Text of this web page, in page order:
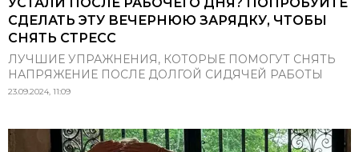
СДЕЛАТЬ ЭТУ ВЕЧЕРНЮЮ ЗАРЯДКУ, ЧТОБЫ
СНЯТЬ СТРЕСС
ЛУЧШИЕ УПРАЖНЕНИЯ, КОТОРЫЕ ПОМОГУТ СНЯТЬ
НАПРЯЖЕНИЕ ПОСЛЕ ДОЛГОЙ СИДЯЧЕЙ РАБОТЫ
23.09.2024, 11:09